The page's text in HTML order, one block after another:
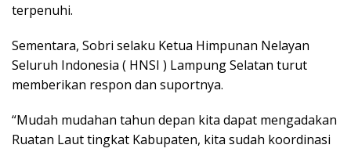
terpenuhi.
Sementara, Sobri selaku Ketua Himpunan Nelayan
Seluruh Indonesia ( HNSI ) Lampung Selatan turut
memberikan respon dan suportnya.
“Mudah mudahan tahun depan kita dapat mengadakan
Ruatan Laut tingkat Kabupaten, kita sudah koordinasi